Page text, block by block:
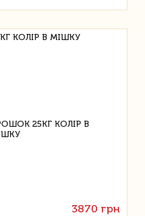
КОЛІР В МІШКУ
3870 грн